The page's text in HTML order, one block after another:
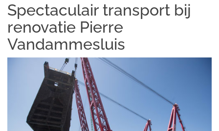
Spectaculair transport bij
renovatie Pierre
Vandammesluis